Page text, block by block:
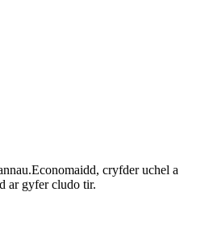
cryfder uchel a
ar gyfer cludo tir.